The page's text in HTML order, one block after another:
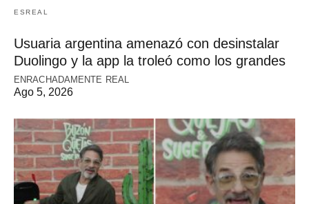
ESREAL
Usuaria argentina amenazó con desinstalar
Duolingo y la app la troleó como los grandes
ENRACHADAMENTE REAL
Ago 5, 2026